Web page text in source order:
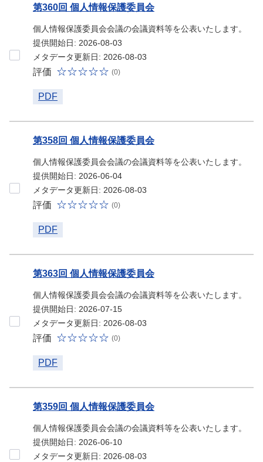
第360回 個人情報保護委員会
個人情報保護委員会会議の会議資料等を公表いたします。
提供開始日: 2026-08-03
メタデータ更新日: 2026-08-03
評価 (0)
PDF
第358回 個人情報保護委員会
個人情報保護委員会会議の会議資料等を公表いたします。
提供開始日: 2026-06-04
メタデータ更新日: 2026-08-03
評価 (0)
PDF
第363回 個人情報保護委員会
個人情報保護委員会会議の会議資料等を公表いたします。
提供開始日: 2026-07-15
メタデータ更新日: 2026-08-03
評価 (0)
PDF
第359回 個人情報保護委員会
個人情報保護委員会会議の会議資料等を公表いたします。
提供開始日: 2026-06-10
メタデータ更新日: 2026-08-03